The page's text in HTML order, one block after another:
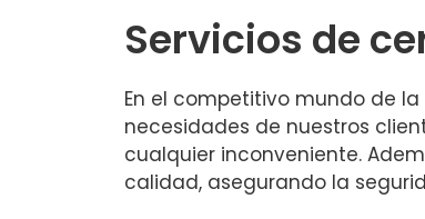
Servicios de
En el competitivo mundo de
necesidades de nuestros
cualquier inconveniente.
calidad, asegurando la